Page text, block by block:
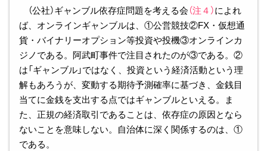
（公社）ギャンブル依存症問題を考える会（注４）によれ
ば、オンラインギャンブルは、①公営競技②FX・仮想通
貨・バイナリーオプション等投資や投機③オンラインカ
ジノである。阿武町事件で注目されたのが③である。②
は「ギャンブル」ではなく、投資という経済活動という理
解もあろうが、変動する期待予測確率に基づき、金銭目
当てに金銭を支出する点ではギャンブルといえる。ま
た、正規の経済取引であることは、依存症の原因となら
ないことを意味しない。自治体に深く関係するのは、①
である。